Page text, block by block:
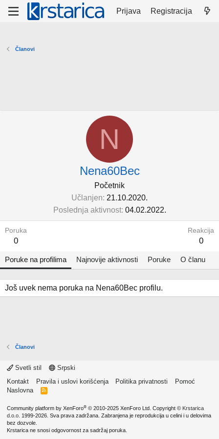
Prijava Registracija
Članovi
N
Nena60Bec
Početnik
Učlanjen 21.10.2020.
Poslednja aktivnost 04.02.2022.
Poruka
0
Reakcija
0
Poruke na profilima Najnovije aktivnosti Poruke O članu
Još uvek nema poruka na Nena60Bec profilu.
Članovi
Svetli stil
Srpski
Kontakt
Pravila i uslovi korišćenja Politika privatnosti
Pomoć
Naslovna
R
Community platform by XenForo® © 2010-2025 XenForo Ltd. Copyright © Krstarica
d.o.o. 1999-2026. Sva prava zadržana. Zabranjena je reprodukcija u celini i u delovima
bez dozvole.
Krstarica ne snosi odgovornost za sadržaj poruka.